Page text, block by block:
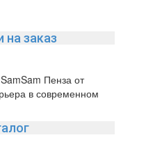
на заказ